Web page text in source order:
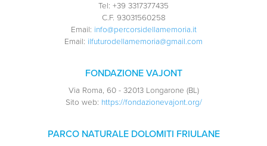
Tel: +39 3317377435
C.F. 93031560258
Email: info@percorsidellamemoria.it
Email: ilfuturodellamemoria@gmail.com
FONDAZIONE VAJONT
Via Roma, 60 - 32013 Longarone (BL)
Sito web: https://fondazionevajont.org/
PARCO NATURALE DOLOMITI FRIULANE